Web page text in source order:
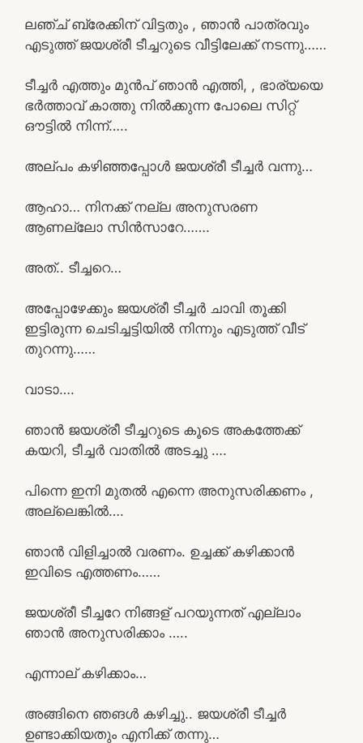
ലഞ്ച് ബ്രേക്കിന് വിട്ടതും , ഞാൻ പാത്രവും
എടുത്ത് ജയശ്രീ ടീച്ചറുടെ വീട്ടിലേക്ക് നടന്നു……
ടീച്ചർ എത്തും മുൻപ് ഞാൻ എത്തി, , ഭാര്യയെ
ഭർത്താവ് കാത്തു നിൽക്കുന്ന പോലെ സിറ്റ്
ഔട്ടിൽ നിന്ന്…..
അല്പം കഴിഞ്ഞപ്പോൾ ജയശ്രീ ടീച്ചർ വന്നു…
ആഹാ… നിനക്ക് നല്ല അനുസരണ
ആണല്ലോ സിൻസാറേ…….
അത്.. ടീച്ചറെ…
അപ്പോഴേക്കും ജയശ്രീ ടീച്ചർ ചാവി തൂക്കി
ഇട്ടിരുന്ന ചെടിച്ചട്ടിയിൽ നിന്നും എടുത്ത് വീട്
തുറന്നു……
വാടാ….
ഞാൻ ജയശ്രീ ടീച്ചറുടെ കൂടെ അകത്തേക്ക്
കയറി, ടീച്ചർ വാതിൽ അടച്ചു ….
പിന്നെ ഇനി മുതൽ എന്നെ അനുസരിക്കണം ,
അല്ലെങ്കിൽ….
ഞാൻ വിളിച്ചാൽ വരണം. ഉച്ചക്ക് കഴിക്കാൻ
ഇവിടെ എത്തണം……
ജയശ്രീ ടീച്ചറേ നിങ്ങള് പറയുന്നത് എല്ലാം
ഞാൻ അനുസരിക്കാം …..
എന്നാല് കഴിക്കാം…
അങ്ങിനെ ഞങൾ കഴിച്ചു.. ജയശ്രീ ടീച്ചർ
ഉണ്ടാക്കിയതും എനിക്ക് തന്നു…